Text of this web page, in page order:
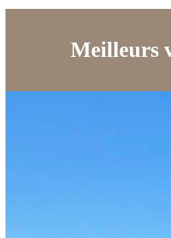
Meilleurs